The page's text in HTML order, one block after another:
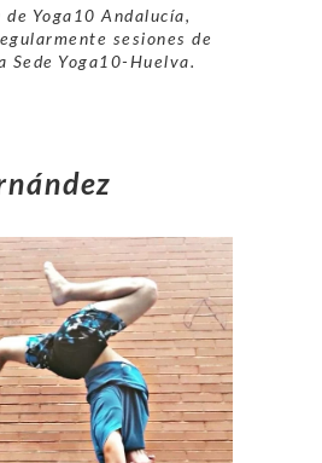
Yoga10 Andalucía,
sesiones de
Sede Yoga10-Huelva.